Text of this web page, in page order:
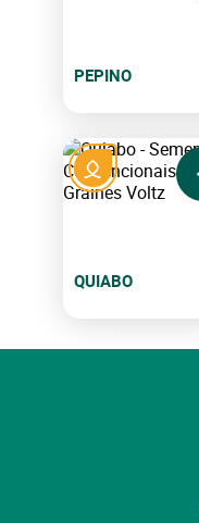
PEPINO
QUIABO